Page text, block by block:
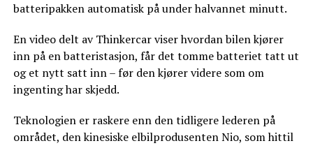
batteripakken automatisk på under halvannet minutt.
En video delt av Thinkercar viser hvordan bilen kjører
inn på en batteristasjon, får det tomme batteriet tatt ut
og et nytt satt inn – før den kjører videre som om
ingenting har skjedd.
Teknologien er raskere enn den tidligere lederen på
området, den kinesiske elbilprodusenten Nio, som hittil